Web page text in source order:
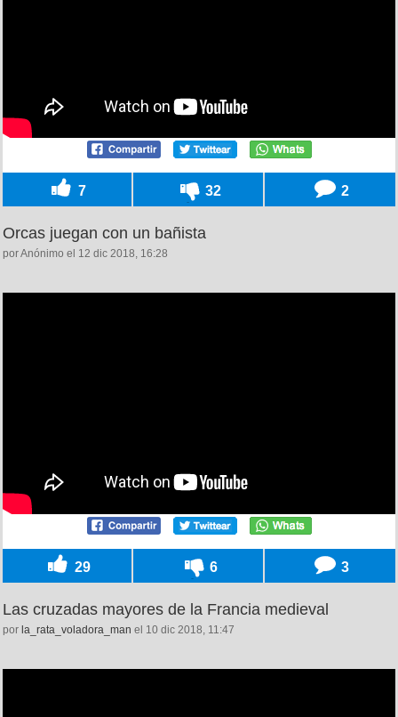
7 32 2
Orcas juegan con un bañista
por Anónimo el 12 dic 2018, 16:28
29 6 3
Las cruzadas mayores de la Francia medieval
por la_rata_voladora_man el 10 dic 2018, 11:47